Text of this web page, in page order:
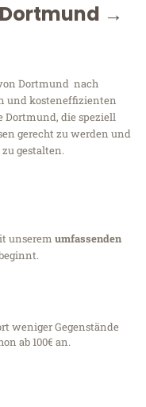
→
Dortmund nach
und kosteneffizienten
Dortmund, die speziell
gerecht zu werden und
gestalten.
unserem umfassenden
weniger Gegenstände
ab 100€ an.